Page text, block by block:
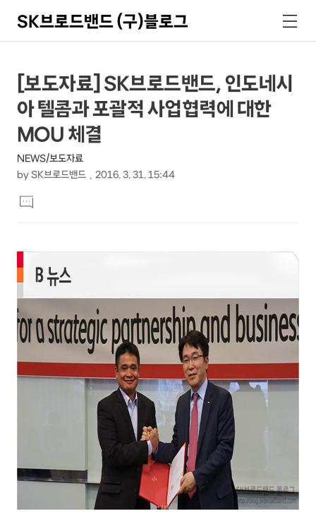
SK브로드밴드 (구)블로그
색
메
뉴
상
세
컨
텐
츠
본
문
제
목
[보도자료] SK브로드밴드, 인도네시
아 텔콤과 포괄적 사업협력에 대한
MOU 체결
NEWS/보도자료
by SK브로드밴드 2016. 3. 31. 15:44
문
댓
글